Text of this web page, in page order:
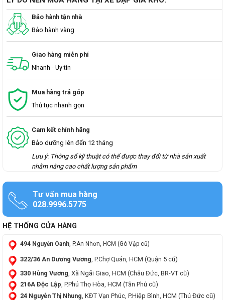
Bảo hành tận nhà
Bảo hành vàng
Giao hàng miễn phí
Nhanh - Uy tín
Mua hàng trả góp
Thủ tục nhanh gọn
Cam kết chính hãng
Bảo dưỡng lên đến 12 tháng
Lưu ý: Thông số kỹ thuật có thể được thay đổi từ nhà sản xuất
nhằm nâng cao chất lượng sản phẩm
Tư vấn mua hàng
028.9996.5775
HỆ THỐNG CỬA HÀNG
494 Nguyễn Oanh, P.An Nhơn, HCM (Gò Vập cũ)
322/36 An Dương Vương , P.Chợ Quán, HCM (Quận 5 cũ)
330 Hùng Vương , Xã Ngãi Giao, HCM (Châu Đức, BR-VT cũ)
216A Độc Lập, P.Phú Thọ Hòa, HCM (Tân Phú cũ)
24 Nguyễn Thị Nhung , KĐT Vạn Phúc, P.Hiệp Bình, HCM (Thủ Đức cũ)